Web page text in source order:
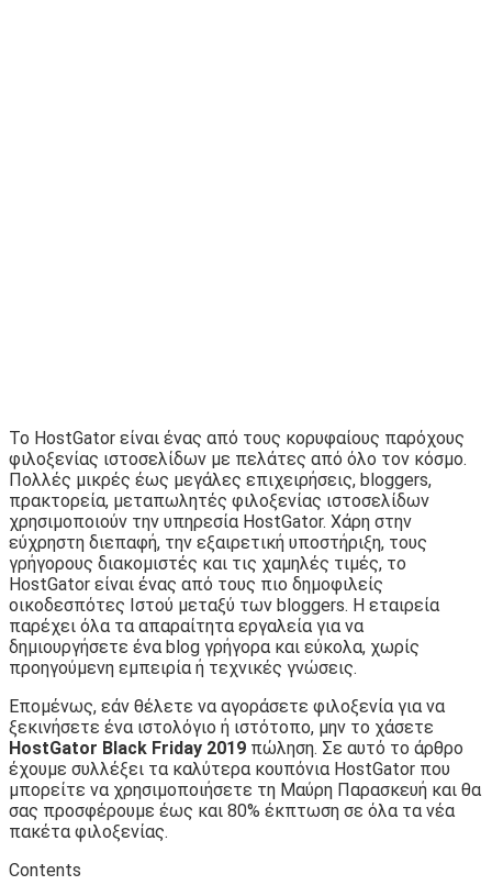
Το HostGator είναι ένας από τους κορυφαίους παρόχους
φιλοξενίας ιστοσελίδων με πελάτες από όλο τον κόσμο.
Πολλές μικρές έως μεγάλες επιχειρήσεις, bloggers,
πρακτορεία, μεταπωλητές φιλοξενίας ιστοσελίδων
χρησιμοποιούν την υπηρεσία HostGator. Χάρη στην
εύχρηστη διεπαφή, την εξαιρετική υποστήριξη, τους
γρήγορους διακομιστές και τις χαμηλές τιμές, το
HostGator είναι ένας από τους πιο δημοφιλείς
οικοδεσπότες Ιστού μεταξύ των bloggers. Η εταιρεία
παρέχει όλα τα απαραίτητα εργαλεία για να
δημιουργήσετε ένα blog γρήγορα και εύκολα, χωρίς
προηγούμενη εμπειρία ή τεχνικές γνώσεις.
Επομένως, εάν θέλετε να αγοράσετε φιλοξενία για να
ξεκινήσετε ένα ιστολόγιο ή ιστότοπο, μην το χάσετε
HostGator Black Friday 2019 πώληση. Σε αυτό το άρθρο
έχουμε συλλέξει τα καλύτερα κουπόνια HostGator που
μπορείτε να χρησιμοποιήσετε τη Μαύρη Παρασκευή και θα
σας προσφέρουμε έως και 80% έκπτωση σε όλα τα νέα
πακέτα φιλοξενίας.
Contents